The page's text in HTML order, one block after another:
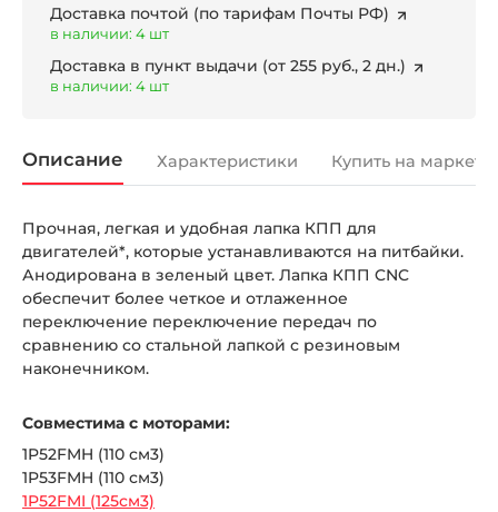
Доставка почтой (по тарифам Почты РФ)
в наличии: 4 шт
Доставка в пункт выдачи (от 255 руб., 2 дн.)
в наличии: 4 шт
Описание Характеристики Купить на
Прочная, легкая и удобная лапка КПП для
двигателей*, которые устанавливаются на питбайки.
Анодирована в зеленый цвет. Лапка КПП CNC
обеспечит более четкое и отлаженное
переключение переключение передач по
сравнению со стальной лапкой с резиновым
наконечником.
Совместима с моторами:
1P52FMH (110 см3)
1P53FMH (110 см3)
1P52FMI (125см3)